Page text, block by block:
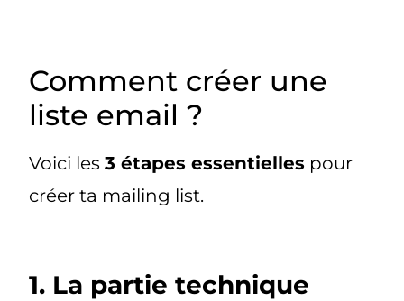
Comment créer une
liste email ?
Voici les3 étapes essentielles pour
créer ta mailing list.
1. La partie technique